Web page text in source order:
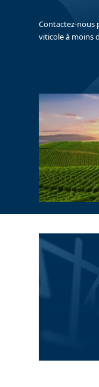
Contactez-nous
viticole à moins